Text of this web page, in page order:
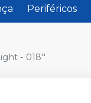
Periféricos
- 018''